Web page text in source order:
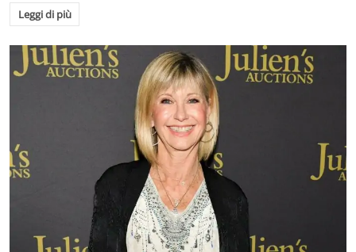
Leggi di più